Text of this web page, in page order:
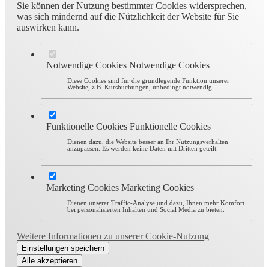
Sie können der Nutzung bestimmter Cookies widersprechen,
was sich mindernd auf die Nützlichkeit der Website für Sie
auswirken kann.
Notwendige Cookies Notwendige Cookies
Diese Cookies sind für die grundlegende Funktion unserer
Website, z.B. Kursbuchungen, unbedingt notwendig.
Funktionelle Cookies Funktionelle Cookies
Dienen dazu, die Website besser an Ihr Nutzungsverhalten
anzupassen. Es werden keine Daten mit Dritten geteilt.
Marketing Cookies Marketing Cookies
Dienen unserer Traffic-Analyse und dazu, Ihnen mehr Komfort
bei personalisierten Inhalten und Social Media zu bieten.
Weitere Informationen zu unserer Cookie-Nutzung